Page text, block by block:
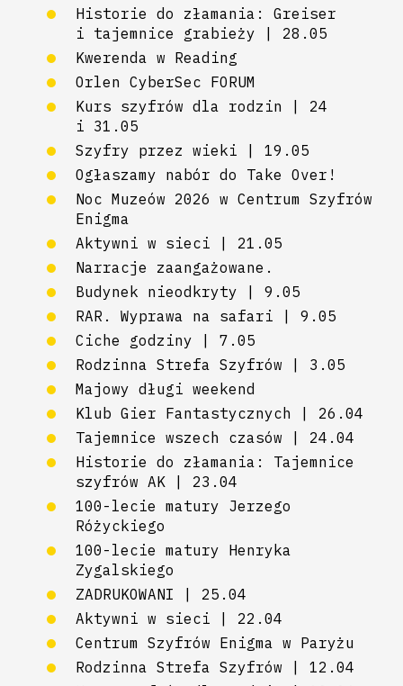
Historie do złamania: Greiser
i tajemnice grabieży | 28.05
Kwerenda w Reading
Orlen CyberSec FORUM
Kurs szyfrów dla rodzin | 24
i 31.05
Szyfry przez wieki | 19.05
Ogłaszamy nabór do Take Over!
Noc Muzeów 2026 w Centrum Szyfrów
Enigma
Aktywni w sieci | 21.05
Narracje zaangażowane.
Budynek nieodkryty | 9.05
RAR. Wyprawa na safari | 9.05
Ciche godziny | 7.05
Rodzinna Strefa Szyfrów | 3.05
Majowy długi weekend
Klub Gier Fantastycznych | 26.04
Tajemnice wszech czasów | 24.04
Historie do złamania: Tajemnice
szyfrów AK | 23.04
100-lecie matury Jerzego
Różyckiego
100-lecie matury Henryka
Zygalskiego
ZADRUKOWANI | 25.04
Aktywni w sieci | 22.04
Centrum Szyfrów Enigma w Paryżu
Rodzinna Strefa Szyfrów | 12.04